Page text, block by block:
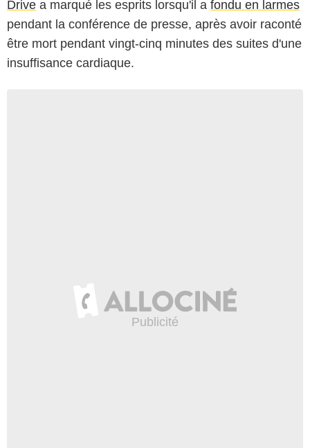
Drive a marqué les esprits lorsqu'il a fondu en larmes
pendant la conférence de presse, après avoir raconté
être mort pendant vingt-cinq minutes des suites d'une
insuffisance cardiaque.